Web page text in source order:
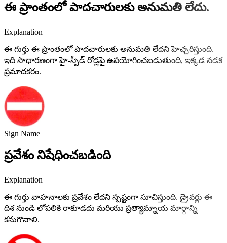
ఈ ప్రాంతంలో పాదచారులకు అనుమతి లేదు.
Explanation
ఈ గుర్తు ఈ ప్రాంతంలో పాదచారులకు అనుమతి లేదని హెచ్చరిస్తుంది.
ఇది సాధారణంగా హై-స్పీడ్ రోడ్లపై ఉపయోగించబడుతుంది, ఇక్కడ నడక
ప్రమాదకరం.
Sign Name
ప్రవేశం నిషేధించబడింది
Explanation
ఈ గుర్తు వాహనాలకు ప్రవేశం లేదని స్పష్టంగా సూచిస్తుంది. డ్రైవర్లు ఈ
దిశ నుండి లోపలికి రాకూడదు మరియు ప్రత్యామ్నాయ మార్గాన్ని
కనుగొనాలి.